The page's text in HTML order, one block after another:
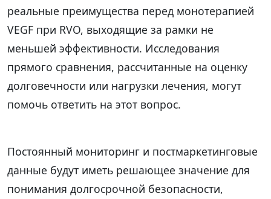
реальные преимущества перед монотерапией
VEGF при RVO, выходящие за рамки не
меньшей эффективности. Исследования
прямого сравнения, рассчитанные на оценку
долговечности или нагрузки лечения, могут
помочь ответить на этот вопрос.
Постоянный мониторинг и постмаркетинговые
данные будут иметь решающее значение для
понимания долгосрочной безопасности,